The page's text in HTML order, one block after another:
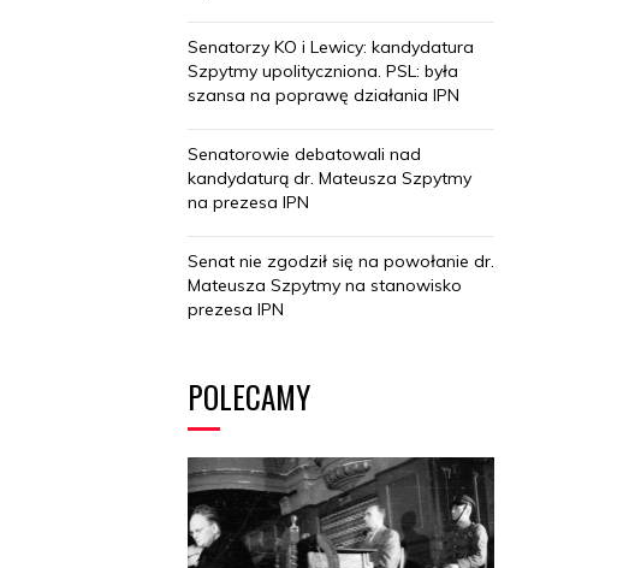
Senatorzy KO i Lewicy: kandydatura
Szpytmy upolityczniona. PSL: była
szansa na poprawę działania IPN
Senatorowie debatowali nad
kandydaturą dr. Mateusza Szpytmy
na prezesa IPN
Senat nie zgodził się na powołanie dr.
Mateusza Szpytmy na stanowisko
prezesa IPN
POLECAMY